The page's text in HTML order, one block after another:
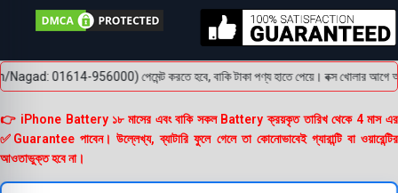
01614-956000) পেমেন্ট করতে হবে, বাকি টাকা পণ্য হাতে পেয়ে। বক্স খোলার আগে
👉 iPhone Battery ১৮ মাসের এবং বাকি সকল Battery ক্রয়কৃত তারিখ থেকে 4 মাস এর
✅Guarantee পাবেন। উল্লেখ্য, ব্যাটারি ফুলে গেলে তা কোনোভাবেই গ্যারান্টি বা ওয়ারেন্টির
আওতাভুক্ত হবে না।